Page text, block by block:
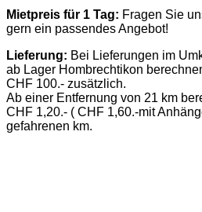
Mietpreis für 1 Tag: Fragen Sie
gern ein passendes Angebot!
Lieferung: Bei Lieferungen im
ab Lager Hombrechtikon
CHF 100.- zusätzlich.
Ab einer Entfernung von 21 km
CHF 1,20.- ( CHF 1,60.-mit
gefahrenen km.